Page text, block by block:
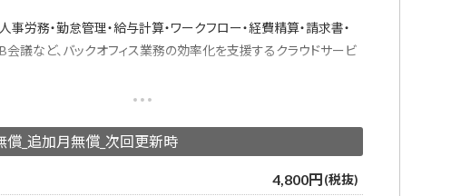
事労務・勤怠管理・給与計算・ワークフロー・経費精算・請求書・
会議など、バックオフィス業務の効率化を支援するクラウドサービ
に関わるすべてのデータをジンジャーに集約し、「1つのデータベー
償_追加月無償_次回更新時
4,800円(税抜)